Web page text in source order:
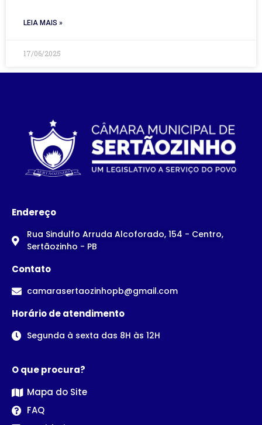
LEIA MAIS »
17/06/2025
Endereço
Rua Sindulfo Arruda Alcoforado, 154 - Centro,
Sertãozinho - PB
Contato
camarasertaozinhopb@gmail.com
Horário de atendimento
Segunda à sexta das 8H às 12H
O que procura?
Mapa do Site
FAQ